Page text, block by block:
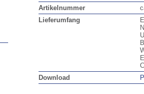
Artikelnummer
Lieferumfang
Download